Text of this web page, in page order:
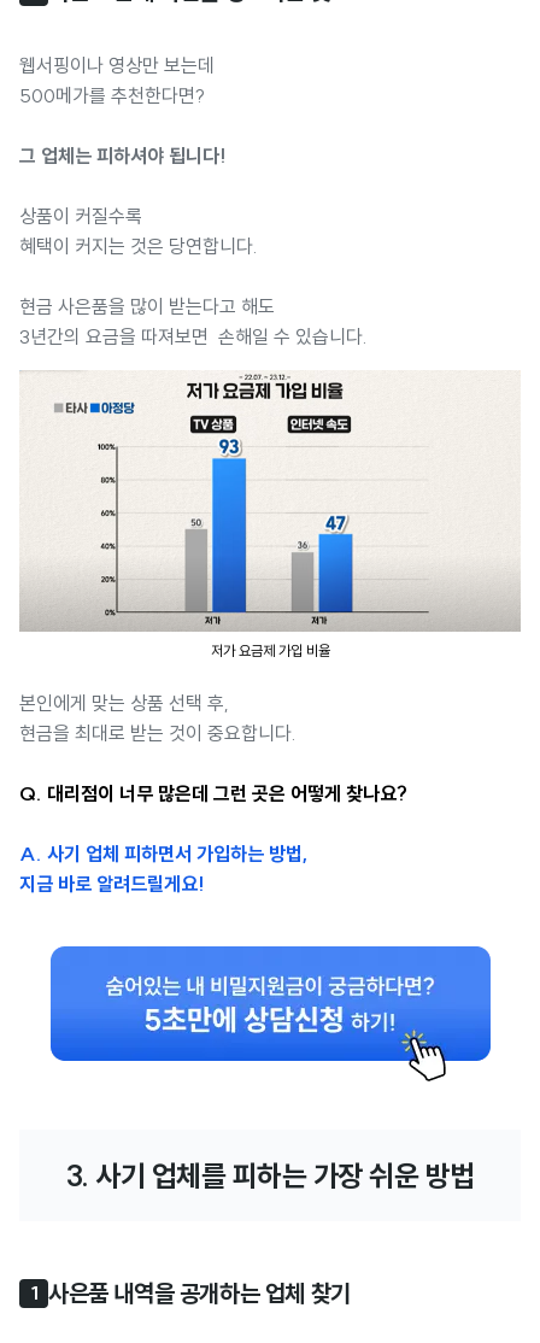
웹서핑이나 영상만 보는데
500메가를 추천한다면?
그 업체는 피하셔야 됩니다!
상품이 커질수록
혜택이 커지는 것은 당연합니다.
현금 사은품을 많이 받는다고 해도
3년간의 요금을 따져보면 손해일 수 있습니다.
저가 요금제 가입 비율
본인에게 맞는 상품 선택 후,
현금을 최대로 받는 것이 중요합니다.
Q. 대리점이 너무 많은데 그런 곳은 어떻게 찾나요?
A. 사기 업체 피하면서 가입하는 방법,
지금 바로 알려드릴게요!
3. 사기 업체를 피하는 가장 쉬운 방법
1 사은품 내역을 공개하는 업체 찾기